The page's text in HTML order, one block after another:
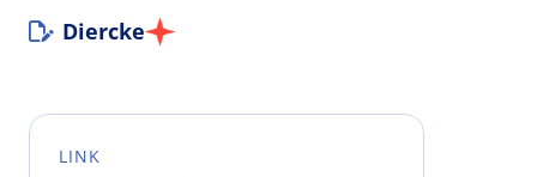
Diercke
LINK